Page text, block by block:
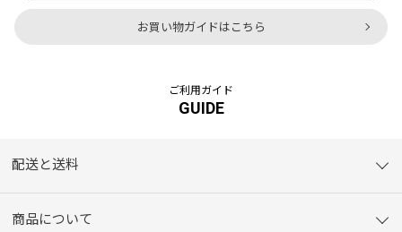
お買い物ガイドはこちら
ご利用ガイド
GUIDE
配送と送料
商品について